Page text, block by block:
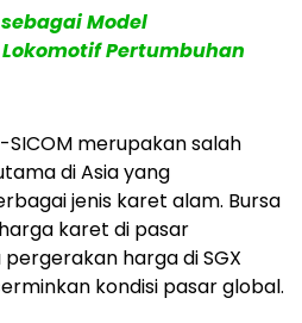
Model
Pertumbuhan
SICOM merupakan salah
di Asia yang
jenis karet alam. Bursa
karet di pasar
harga di SGX
kondisi pasar global.